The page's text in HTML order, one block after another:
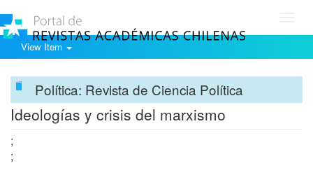
View Item
Política: Revista de Ciencia Política
Ideologías y crisis del marxismo
;
;